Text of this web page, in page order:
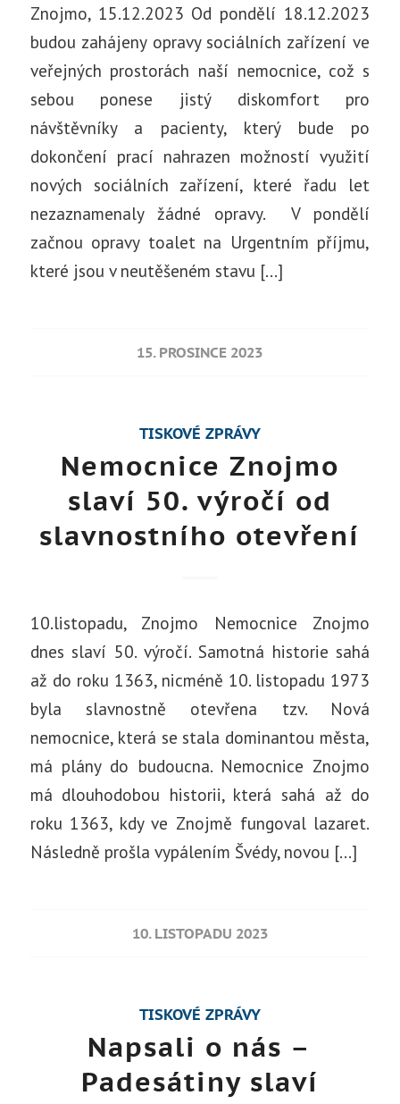
Znojmo, 15.12.2023 Od pondělí 18.12.2023
budou zahájeny opravy sociálních zařízení ve
veřejných prostorách naší nemocnice, což s
sebou ponese jistý diskomfort pro
návštěvníky a pacienty, který bude po
dokončení prací nahrazen možností využití
nových sociálních zařízení, které řadu let
nezaznamenaly žádné opravy. V pondělí
začnou opravy toalet na Urgentním příjmu,
které jsou v neutěšeném stavu […]
15. PROSINCE 2023
TISKOVÉ ZPRÁVY
Nemocnice Znojmo
slaví 50. výročí od
slavnostního otevření
10.listopadu, Znojmo Nemocnice Znojmo
dnes slaví 50. výročí. Samotná historie sahá
až do roku 1363, nicméně 10. listopadu 1973
byla slavnostně otevřena tzv. Nová
nemocnice, která se stala dominantou města,
má plány do budoucna. Nemocnice Znojmo
má dlouhodobou historii, která sahá až do
roku 1363, kdy ve Znojmě fungoval lazaret.
Následně prošla vypálením Švédy, novou […]
10. LISTOPADU 2023
TISKOVÉ ZPRÁVY
Napsali o nás –
Padesátiny slaví